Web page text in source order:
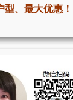
、最大优惠！